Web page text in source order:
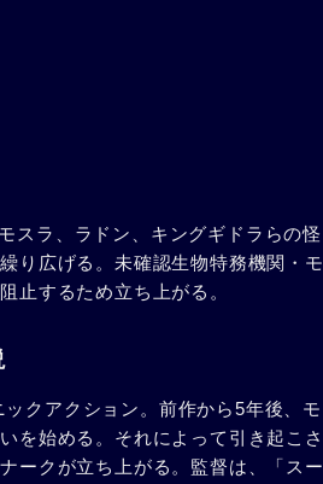
スラ、ラドン、キングギドラらの怪
り広げる。未確認生物特務機関・モ
止するため立ち上がる。
クアクション。前作から5年後、モ
を始める。それによって引き起こさ
ークが立ち上がる。監督は、「スー